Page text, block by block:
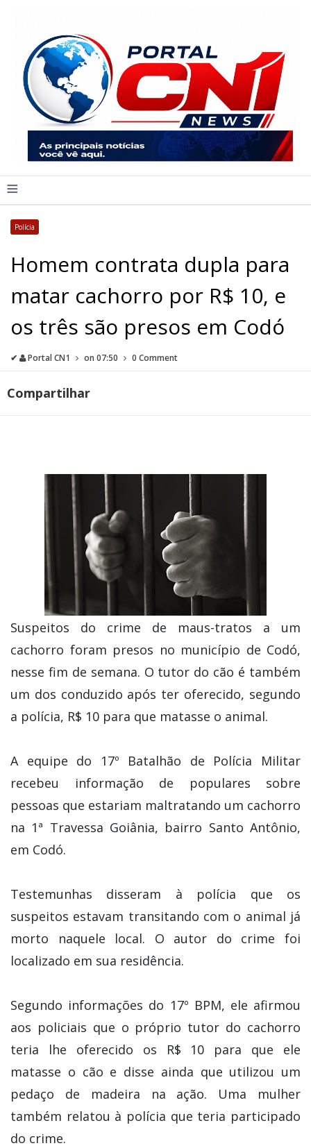
≡
Polícia
Homem contrata dupla para
matar cachorro por R$ 10, e
os três são presos em Codó
✔ Portal CN1 on 07:50 0 Comment
Compartilhar
Suspeitos do crime de maus-tratos a um
cachorro foram presos no município de Codó,
nesse fim de semana. O tutor do cão é também
um dos conduzido após ter oferecido, segundo
a polícia, R$ 10 para que matasse o animal.
A equipe do 17º Batalhão de Polícia Militar
recebeu informação de populares sobre
pessoas que estariam maltratando um cachorro
na 1ª Travessa Goiânia, bairro Santo Antônio,
em Codó.
Testemunhas disseram à polícia que os
suspeitos estavam transitando com o animal já
morto naquele local. O autor do crime foi
localizado em sua residência.
Segundo informações do 17º BPM, ele afirmou
aos policiais que o próprio tutor do cachorro
teria lhe oferecido os R$ 10 para que ele
matasse o cão e disse ainda que utilizou um
pedaço de madeira na ação. Uma mulher
também relatou à polícia que teria participado
do crime.